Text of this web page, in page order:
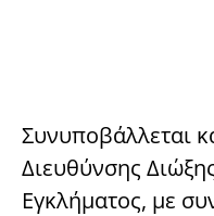
Συνυποβάλλεται
Διευθύνσης
Εγκλήματος, με